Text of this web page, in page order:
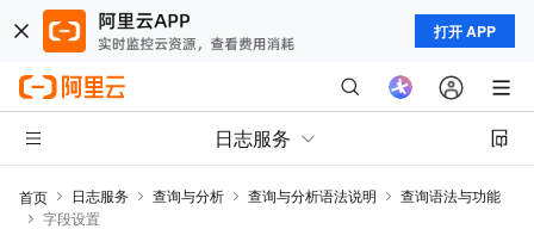
打开 APP
日志服务
首页 日志服务 查询与分析 查询与分析语法说明
查询语法与功能
字段设置